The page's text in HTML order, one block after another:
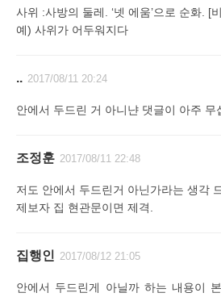
사위 :사방의 둘레. ‘넷 에움’으로 순화. [
예) 사위가 어두워지다
.. 2017/08/11 20:24
안에서 두드린 거 아니냔 댓글이 아주 무
조정훈 2017/08/11 22:48
저도 안에서 두드린거 아닌가라는 생각
제보자 집 현관문이면 제격.
집행인 2017/08/12 21:05
안에서 두드린게 아닐까 하는 내용이